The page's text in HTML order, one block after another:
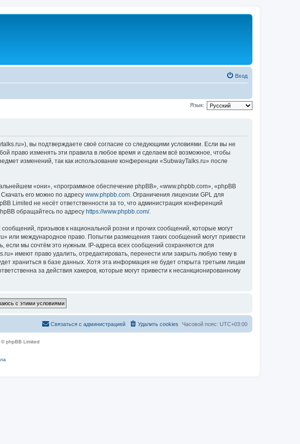
Вход
Язык:
вы подтверждаете своё согласие со следующими условиями. Если вы не
право изменять эти правила в любое время и сделаем всё возможное, чтобы
изменений, так как использование конференции «SubwayTalks.ru» после
«они», «программное обеспечение phpBB», «www.phpbb.com», «phpBB
его можно по адресу www.phpbb.com . Ограничения лицензии GPL для
Limited не несёт ответственности за то, что администрация конференций
обращайтесь по адресу https://www.phpbb.com/.
призывов к национальной розни и прочих сообщений, которые могут
или международное право. Попытки размещения таких сообщений могут привести
если мы сочтём это нужным. IP-адреса всех сообщений сохраняются для
имеют право удалить, отредактировать, перенести или закрыть любую тему в
храниться в базе данных. Хотя эта информация не будет открыта третьим лицам
за действия хакеров, которые могут привести к несанкционированному
Часовой пояс: UTC+03:00
Удалить cookies
Связаться с администрацией
phpBB Limited